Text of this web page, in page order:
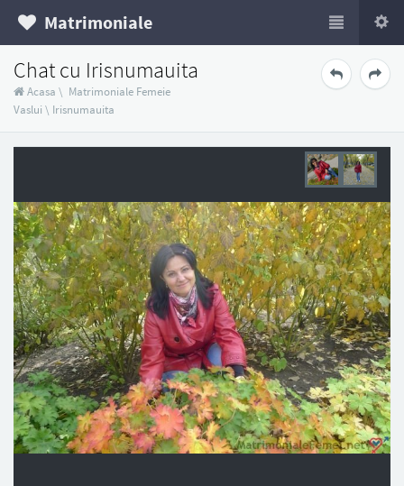
Matrimoniale
Chat cu Irisnumauita
Acasa \ Matrimoniale Femeie
Vaslui \ Irisnumauita